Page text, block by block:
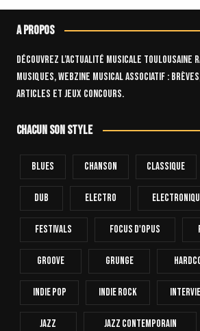
A propos
Découvrez l’actualité musicale toulousaine
Musiques, webzine musical associatif :
articles et jeux concours.
Chacun son style
Blues Chanson Classique
Dub Electro
Festivals Focus D'Opus
Groove Grunge
Indie Pop Indie Rock
Jazz Jazz Contemporain